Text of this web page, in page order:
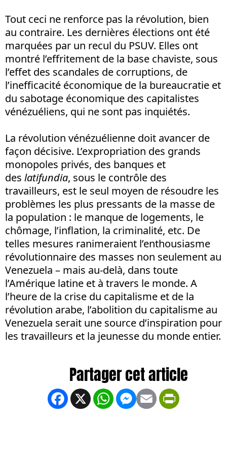
Tout ceci ne renforce pas la révolution, bien
au contraire. Les dernières élections ont été
marquées par un recul du PSUV. Elles ont
montré l’effritement de la base chaviste, sous
l’effet des scandales de corruptions, de
l’inefficacité économique de la bureaucratie et
du sabotage économique des capitalistes
vénézuéliens, qui ne sont pas inquiétés.
La révolution vénézuélienne doit avancer de
façon décisive. L’expropriation des grands
monopoles privés, des banques et
des latifundia, sous le contrôle des
travailleurs, est le seul moyen de résoudre les
problèmes les plus pressants de la masse de
la population : le manque de logements, le
chômage, l’inflation, la criminalité, etc. De
telles mesures ranimeraient l’enthousiasme
révolutionnaire des masses non seulement au
Venezuela – mais au-delà, dans toute
l’Amérique latine et à travers le monde. A
l’heure de la crise du capitalisme et de la
révolution arabe, l’abolition du capitalisme au
Venezuela serait une source d’inspiration pour
les travailleurs et la jeunesse du monde entier.
Facebook
X WhatsApp
Messenger
Email